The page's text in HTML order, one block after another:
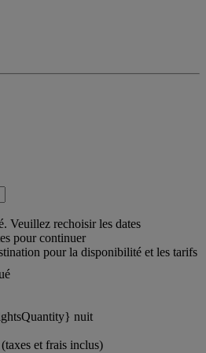
Veuillez rechoisir les dates
pour continuer
pour la disponibilité et les tarifs
nuit
et frais inclus)